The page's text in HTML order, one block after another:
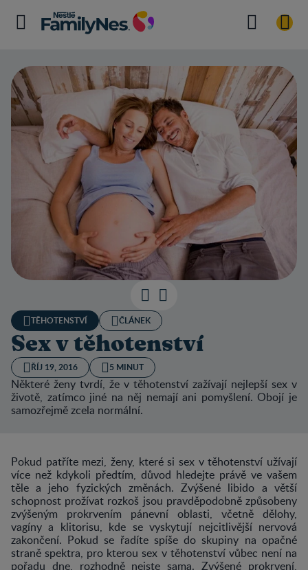
TĚHOTENSTVÍ ČLÁNEK
Sex v těhotenství
ŘÍJ 19, 2016 5 MINUT
Některé ženy tvrdí, že v těhotenství zažívají nejlepší sex v
životě, zatímco jiné na něj nemají ani pomyšlení. Obojí je
samozřejmě zcela normální.
Pokud patříte mezi, ženy, které si sex v těhotenství užívají
více než kdykoli předtím, důvod hledejte právě ve vašem
těle a jeho fyzických změnách. Zvýšené libido a větší
schopnost prožívat rozkoš jsou pravděpodobně způsobeny
zvýšeným prokrvením pánevní oblasti, včetně dělohy,
vagíny a klitorisu, kde se vyskytují nejcitlivější nervová
zakončení. Pokud se řadíte spíše do skupiny na opačné
straně spektra, pro kterou sex v těhotenství vůbec není na
pořadu dne, rozhodně nejste sama. Zvýšené prokrvení,